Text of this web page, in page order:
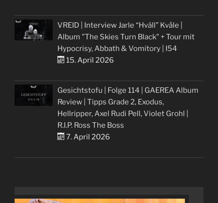
VREID | Interview Jarle “Hváll” Kvåle |
Album "The Skies Turn Black" + Tour mit
Hypocrisy, Abbath & Vomitory | I54
15. April 2026
Gesichtstofu | Folge 114 | GAEREA Album
Review | Tipps Grade 2, Exodus,
Hellripper, Axel Rudi Pell, Violet Grohl |
R.I.P. Ross The Boss
7. April 2026